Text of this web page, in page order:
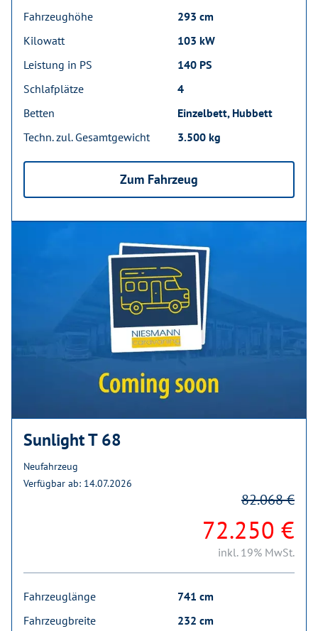
Fahrzeughöhe
293 cm
Kilowatt
103 kW
Leistung in PS
140 PS
Schlafplätze
4
Betten
Einzelbett, Hubbett
Techn. zul. Gesamtgewicht
3.500 kg
Zum Fahrzeug
Sunlight T 68
Neufahrzeug
Verfügbar ab: 14.07.2026
72.250 €
82.068 €
inkl. 19% MwSt.
Fahrzeuglänge
741 cm
Fahrzeugbreite
232 cm